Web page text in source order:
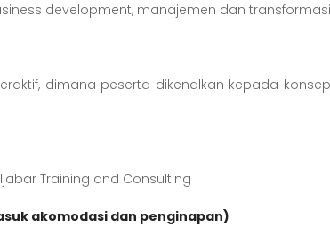
development, manajemen dan
dimana peserta dikenalkan kepada
Training and Consulting
akomodasi dan penginapan)